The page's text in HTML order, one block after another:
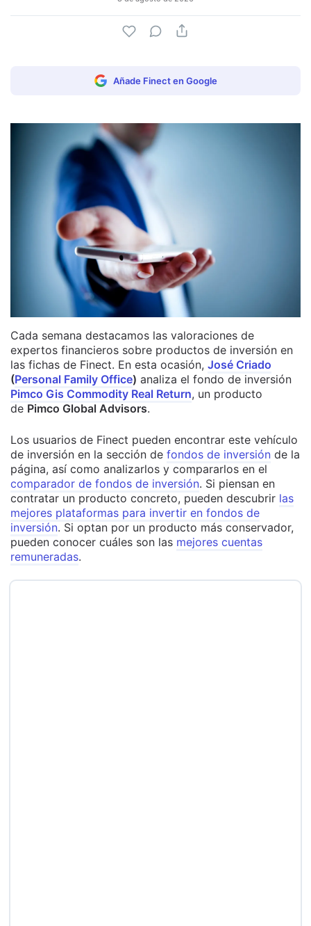
Añade Finect en Google
Cada semana destacamos las valoraciones de
expertos financieros sobre productos de inversión en
las fichas de Finect. En esta ocasión, José Criado
(Personal Family Office) analiza el fondo de inversión
Pimco Gis Commodity Real Return, un producto
de Pimco Global Advisors.
Los usuarios de Finect pueden encontrar este vehículo
de inversión en la sección de fondos de inversión de la
página, así como analizarlos y compararlos en el
comparador de fondos de inversión. Si piensan en
contratar un producto concreto, pueden descubrir las
mejores plataformas para invertir en fondos de
inversión. Si optan por un producto más conservador,
pueden conocer cuáles son las mejores cuentas
remuneradas.